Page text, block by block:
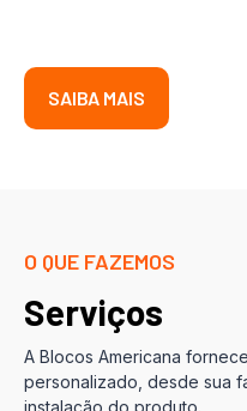
SAIBA MAIS
O QUE FAZEMOS
Serviços
A Blocos Americana
personalizado, desde sua
instalação do produto.